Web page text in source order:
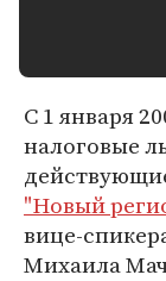
С 1 января
налоговые
"Новый
вице-
Михаила